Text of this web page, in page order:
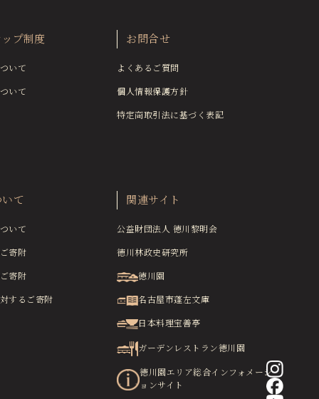
プ制度
いて
いて
お問合せ
よくあるご質問
個人情報保護方針
特定商取引法に基づく表記
て
いて
寄附
寄附
するご寄附
関連サイト
公益財団法人 徳川黎明会
徳川林政史研究所
徳川園
名古屋市蓬左文庫
日本料理宝善亭
ガーデンレストラン徳川園
徳川園エリア総合インフォメーシ
ョンサイト